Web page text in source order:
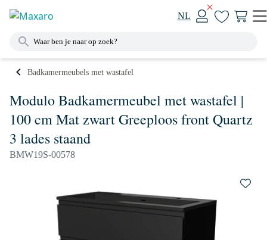
NL
Badkamermeubels met wastafel
Modulo Badkamermeubel met wastafel |
100 cm Mat zwart Greeploos front Quartz
3 lades staand
BMW19S-00578